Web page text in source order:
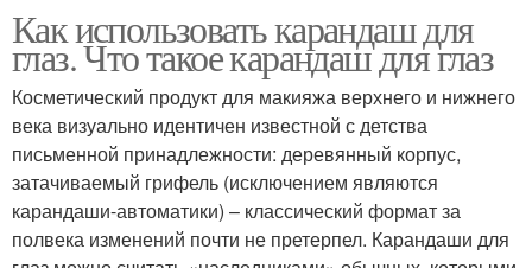
Как использовать карандаш для
глаз. Что такое карандаш для глаз
Косметический продукт для макияжа верхнего и нижнего
века визуально идентичен известной с детства
письменной принадлежности: деревянный корпус,
затачиваемый грифель (исключением являются
карандаши-автоматики) – классический формат за
полвека изменений почти не претерпел. Карандаши для